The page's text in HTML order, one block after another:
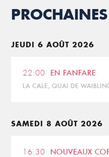
JEUDI 6 AOÛT 2026
22:00 EN FANFARE
LA CALE, QUAI DE
SAMEDI 8 AOÛT 2026
16:30 NOUVEAUX